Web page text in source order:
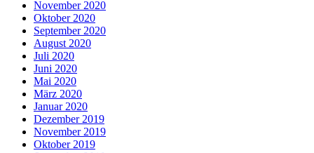
November 2020
Oktober 2020
September 2020
August 2020
Juli 2020
Juni 2020
Mai 2020
März 2020
Januar 2020
Dezember 2019
November 2019
Oktober 2019